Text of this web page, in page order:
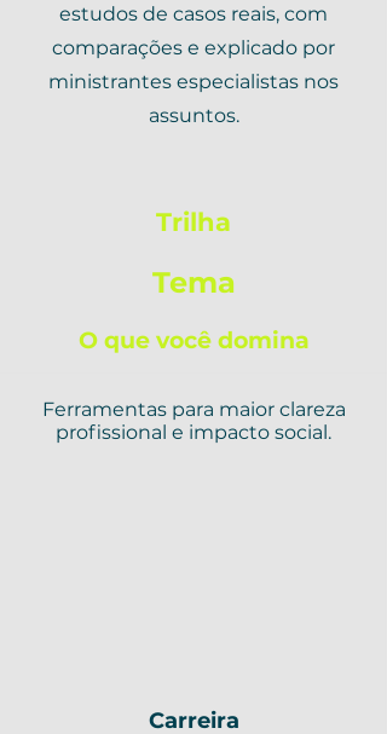
estudos de casos reais, com
comparações e explicado por
ministrantes especialistas nos
assuntos.
Trilha
Tema
O que você domina
Ferramentas para maior clareza
profissional e impacto social.
Carreira